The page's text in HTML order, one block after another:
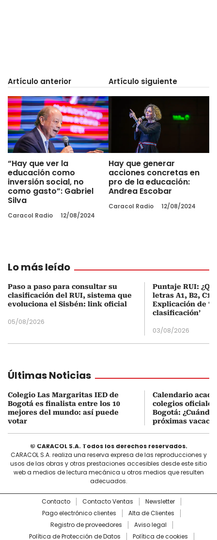
Artículo anterior
“Hay que ver la
educación como
inversión social, no
como gasto”: Gabriel
Silva
Caracol Radio 12/08/2024
Artículo siguiente
Hay que generar
acciones concretas en
pro de la educación:
Andrea Escobar
Caracol Radio 12/08/2024
Lo más leído
Paso a paso para consultar su
clasificación del RUI, sistema que
evoluciona el Sisbén: link oficial
05/08/2026
Puntaje RUI:
letras A1, B2, C1
Explicación de
clasificación’
03/08/2026
Últimas Noticias
Colegio Las Margaritas IED de
Bogotá es finalista entre los 10
mejores del mundo: así puede
votar
Calendario
colegios
Bogotá: ¿Cuándo
próximas
© CARACOL S.A. Todos los derechos reservados.
CARACOL S.A. realiza una reserva expresa de las reproducciones y
usos de las obras y otras prestaciones accesibles desde este sitio
web a medios de lectura mecánica u otros medios que resulten
adecuados.
Contacto Contacto Ventas
Newsletter
Pago electrónico clientes
Alta de Clientes
Registro de proveedores
Aviso legal
Política de Protección de Datos
Política de cookies